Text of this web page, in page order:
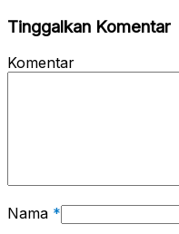
Tinggalkan Komentar
Komentar
Nama *